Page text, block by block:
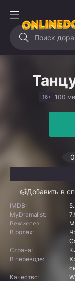
16+ 100
0
Добавить в
IMDB:
MyDramalist:
Режиссер:
В ролях:
Страна:
В переводе:
Качество: